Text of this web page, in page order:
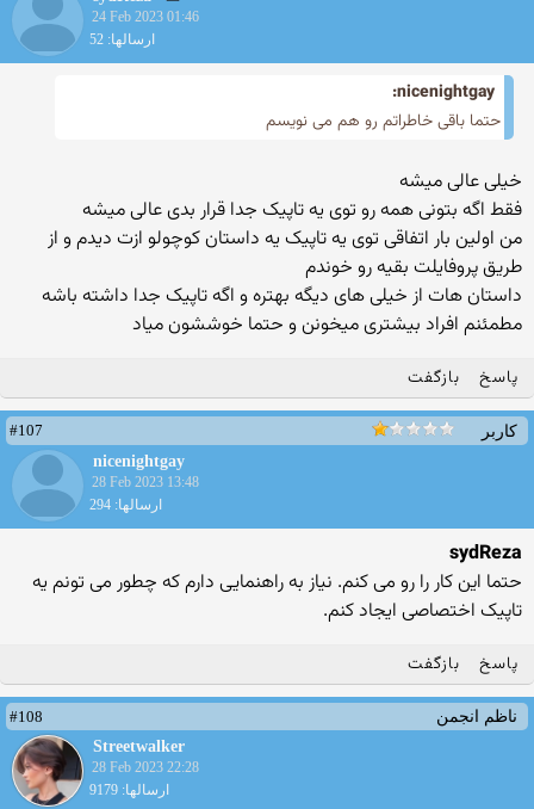
24 Feb 2023 01:46
ارسالها: 52
nicenightgay:
حتما باقی خاطراتم رو هم می نویسم
خیلی عالی میشه
فقط اگه بتونی همه رو توی یه تاپیک جدا قرار بدی عالی میشه
من اولین بار اتفاقی توی یه تاپیک یه داستان کوچولو ازت دیدم و از
طریق پروفایلت بقیه رو خوندم
داستان هات از خیلی های دیگه بهتره و اگه تاپیک جدا داشته باشه
مطمئنم افراد بیشتری میخونن و حتما خوششون میاد
پاسخ بازگفت
کاربر
#107
nicenightgay
28 Feb 2023 13:48
ارسالها: 294
sydReza
حتما این کار را رو می کنم. نیاز به راهنمایی دارم که چطور می تونم یه
تاپیک اختصاصی ایجاد کنم.
پاسخ بازگفت
ناظم انجمن
#108
Streetwalker
28 Feb 2023 22:28
ارسالها: 9179